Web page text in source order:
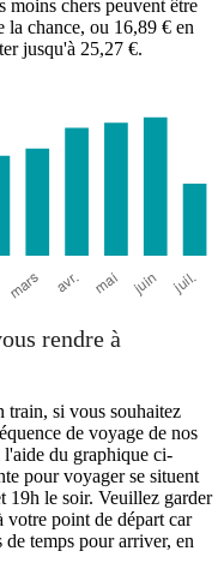
moins chers peuvent être
la chance, ou 16,89 € en
jusqu'à 25,27 €.
rendre à
train, si vous souhaitez
de voyage de nos
l'aide du graphique ci-
pour voyager se situent
19h le soir. Veuillez garder
votre point de départ car
temps pour arriver, en